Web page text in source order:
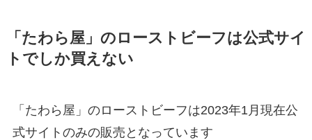
「たわら屋」のローストビーフは公式サイ
トでしか買えない
「たわら屋」のローストビーフは2023年1月現在公
式サイトのみの販売となっています